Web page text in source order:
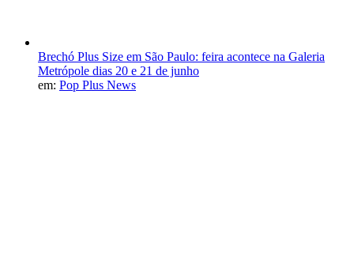
Brechó Plus Size em São Paulo: feira acontece na Galeria
Metrópole dias 20 e 21 de junho
em: Pop Plus News